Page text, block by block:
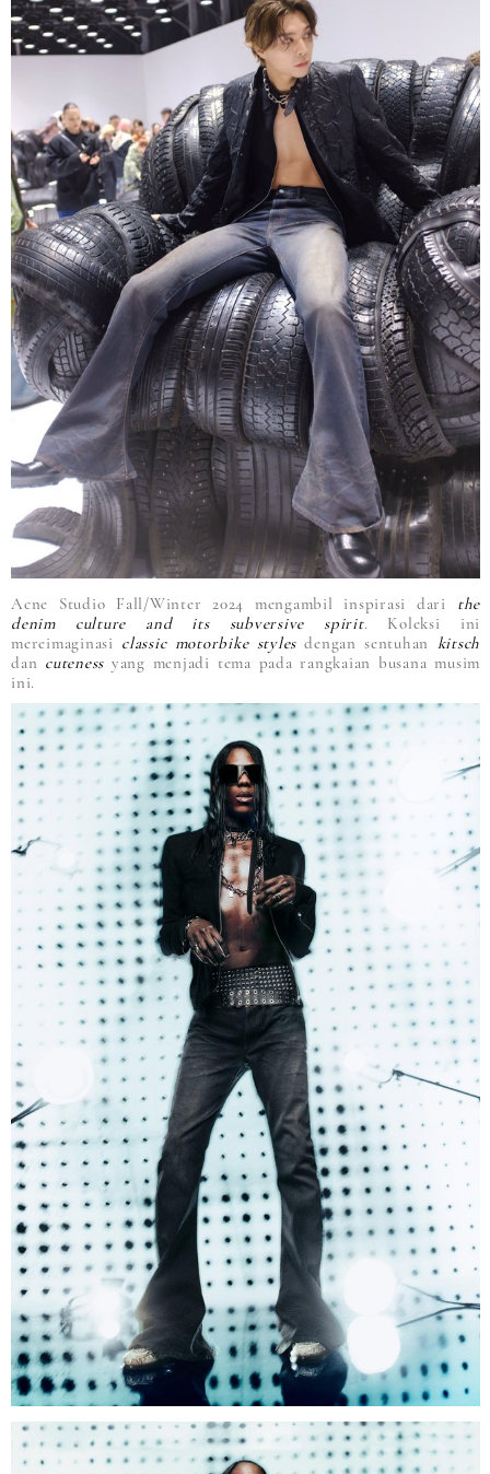
Acne Studio Fall/Winter 2024 mengambil inspirasi dari the
denim culture and its subversive spirit. Koleksi ini
mereimaginasi classic motorbike styles dengan sentuhan kitsch
dan cuteness yang menjadi tema pada rangkaian busana musim
ini.